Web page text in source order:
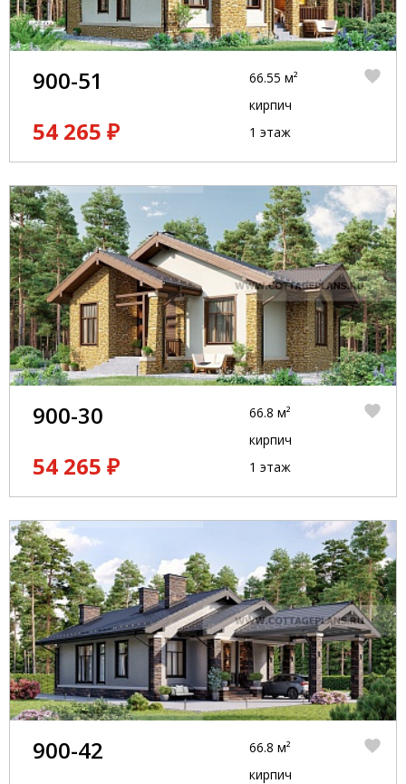
900-51
54 265 ₽
66.55 м²
кирпич
1 этаж
900-30
54 265 ₽
66.8 м²
кирпич
1 этаж
900-42
66.8 м²
кирпич